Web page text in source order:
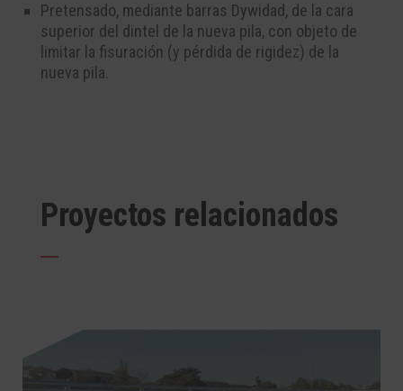
Pretensado, mediante barras Dywidad, de la cara
superior del dintel de la nueva pila, con objeto de
limitar la fisuración (y pérdida de rigidez) de la
nueva pila.
Proyectos relacionados